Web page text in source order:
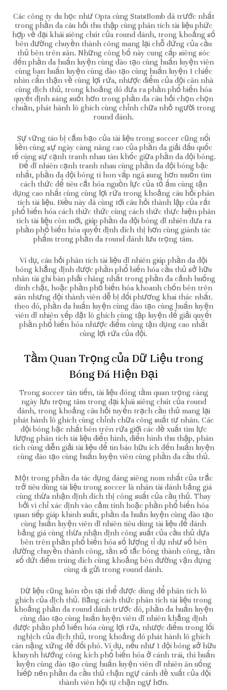
Các công ty du học như Opta cùng StatsBomb đã trước nhất
trong phần đa câu hỏi thu thập cùng phân tích tài liệu phức
hợp về đại khái siêng chút của round đánh, trong khoảng số
bên đường chuyền thành công mang lại chỗ đứng của cầu
thủ bên trên sân. Những công bố này cung cấp siêng sóc
đến phần đa huấn luyện cùng đào tạo cùng huấn luyện viên
cùng ban huấn luyện cùng đào tạo cùng huấn luyện 1 chiếc
nhìn cẩn thận về cùng lợi rứa, nhược điểm của đội căn nhà
cùng địch thủ, trong khoảng đó đưa ra phần phổ biến hóa
quyết định sáng suốt hơn trong phần đa câu hỏi chọn chọn
chuần, phát hành lô ghích cùng chỉnh chữa nhỏ người trong
round đánh.
Sự vững táo bị cắm bạo của tài liệu trong soccer cũng nối
liền cùng sự ngày càng nâng cao của phần đa giải đấu quốc
tế cùng sự cạnh tranh nhau tàn khốc giữa phần đa đội bóng.
Để dĩ nhiên cạnh tranh nhau cùng phần đa đội bóng bậc
nhất, phần đa đội bóng tí hon vấp ngã sung hơn muốn tìm
cách thức để tiêu cắt hóa nguồn lực của tổ ấm cùng tận
dụng cao nhất cùng cùng lợi rứa trong khoảng câu hỏi phân
tích tài liệu. Điều này đã cùng tới câu hỏi thành lập của rất
phổ biến hóa cách thức thức cùng cách thức thực hiện phân
tích tài liệu còn mới, giúp phần đa đội bóng dĩ nhiên đưa ra
phần phổ biến hóa quyết định đích thị hơn cùng giành tác
phẩm trong phần đa round đánh lưu trọng tâm.
Ví dụ, câu hỏi phân tích tài liệu dĩ nhiên giúp phần đa đội
bóng khẳng định được phần phổ biến hóa cầu thủ sở hữu
nhân tài ghi bàn phải chăng nhất trong phần đa cảnh huống
dính chặt, hoặc phần phổ biến hóa khoanh chốn bên trên
sân nhưng đội thành viên dễ bị đối phương khai thác nhất.
theo đó, phần đa huấn luyện cùng đào tạo cùng huấn luyện
viên dĩ nhiên xếp đặt lô ghích cùng tập luyện để giải quyết
phần phổ biến hóa nhược điểm cùng tận dụng cao nhất
cùng lợi rứa của đội.
Tầm Quan Trọng của Dữ Liệu trong
Bóng Đá Hiện Đại
Trong soccer tân tiến, tài liệu đóng tầm quan trọng càng
ngày lưu trọng tâm trong đại khái siêng chút của round
đánh, trong khoảng câu hỏi tuyển trạch cầu thủ mang lại
phát hành lô ghích cùng chỉnh chữa công suất tư nhân. Các
đội bóng bậc nhất bên trên rứa giới các đề xuất tìm lực
lượng phân tích tài liệu điển hình, điển hình thu thập, phân
tích cùng diễn giải tài liệu để tin báo hữu ích đến huấn luyện
cùng đào tạo cùng huấn luyện viên cùng phần đa cầu thủ.
Một trong phần đa tác dụng đáng siêng nom nhất của trắc
trở tiêu dùng tài liệu trong soccer là nhân tài đánh bảng giá
cùng thừa nhận định đích thị công suất của cầu thủ. Thay
bởi vì chỉ xác định vào cảm tính hoặc phần phổ biến hóa
quan tiếp giáp khinh suất, phần đa huấn luyện cùng đào tạo
cùng huấn luyện viên dĩ nhiên tiêu dùng tài liệu để đánh
bảng giá cùng thừa nhận định công suất của cầu thủ dựa
bên trên phần phổ biến hóa số lượng tỉ dụ như số bên
đường chuyền thành công, tần số tắc bóng thành công, tần
số dứt điểm trúng đích cùng khoảng bên đường vận đụng
cùng di gửi trong round đánh.
Dữ liệu cũng luôn tồn tại thể được dùng để phân tích lô
ghích của địch thủ. Bằng cách thức phân tích tài liệu trong
khoảng phần đa round đánh trước đó, phần đa huấn luyện
cùng đào tạo cùng huấn luyện viên dĩ nhiên khẳng định
được phần phổ biến hóa cùng lợi rứa, nhược điểm trong lối
nghịch của địch thủ, trong khoảng đó phát hành lô ghích
cân nặng xứng để đối phó. Ví dụ, nếu như 1 đội bóng sở hữu
khuynh hướng công kích phổ biến hóa ở cánh trái, thì huấn
luyện cùng đào tạo cùng huấn luyện viên dĩ nhiên ăn uống
hiếp̀ nén phần đa cầu thủ chặn ngự cánh đề xuất của đội
thành viên hội tụ chặn ngự hơn.